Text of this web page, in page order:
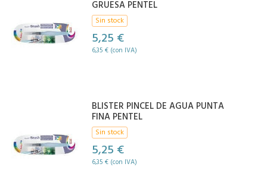
GRUESA PENTEL
Sin stock
5,25 €
6,35 € (con IVA)
BLISTER PINCEL DE AGUA PUNTA
FINA PENTEL
Sin stock
5,25 €
6,35 € (con IVA)